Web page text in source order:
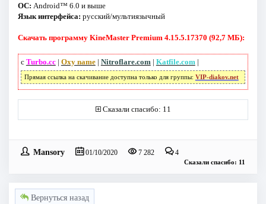
ОС: Android™ 6.0 и выше
Язык интерфейса: русский/мультиязычный
Скачать программу KineMaster Premium 4.15.5.17370 (92,7 МБ):
с Turbo.cc| Oxy name| Nitroflare.com | Katfile.com |
Прямая ссылка на скачивание доступна только для группы: VIP-diakov.net
Сказали спасибо: 11
Mansory 01/10/2020 7 282 4
Сказали спасибо: 11
Вернуться назад